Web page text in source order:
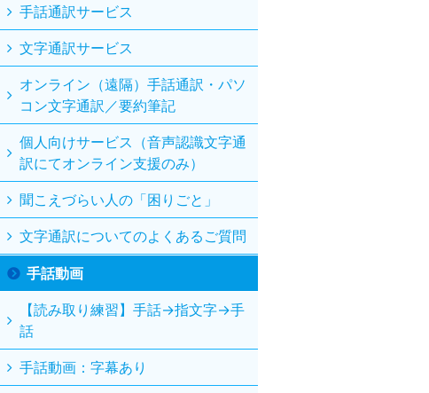
手話通訳サービス
文字通訳サービス
オンライン（遠隔）手話通訳・パソ
コン文字通訳／要約筆記
個人向けサービス（音声認識文字通
訳にてオンライン支援のみ）
聞こえづらい人の「困りごと」
文字通訳についてのよくあるご質問
手話動画
【読み取り練習】手話→指文字→手
話
手話動画：字幕あり